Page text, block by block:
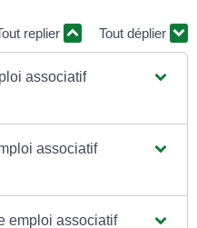
replier Tout déplier
associatif
associatif
emploi associatif